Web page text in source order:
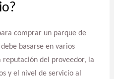
comprar un parque de
basarse en varios
reputación del proveedor, la
y el nivel de servicio al